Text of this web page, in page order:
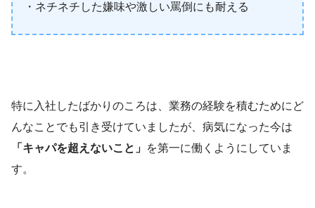
・ネチネチした嫌味や激しい罵倒にも耐える
特に入社したばかりのころは、業務の経験を積むためにど
んなことでも引き受けていましたが、病気になった今は
「キャパを超えないこと」 を第一に働くようにしていま
す。